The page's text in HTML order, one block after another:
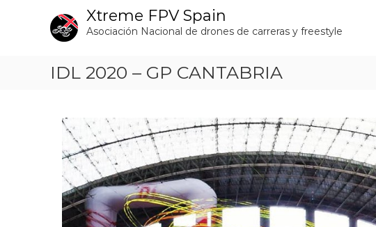
Xtreme FPV Spain
Asociación Nacional de drones de carreras y freestyle
IDL 2020 – GP CANTABRIA